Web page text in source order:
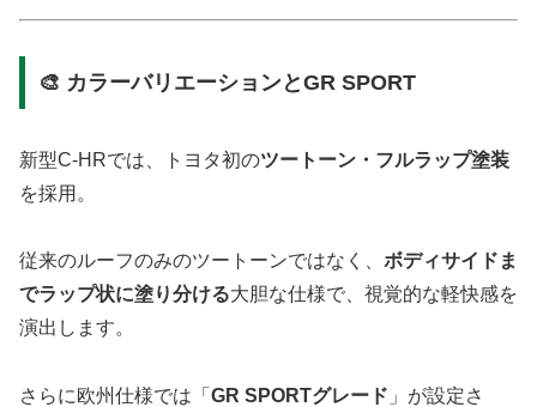
🎨 カラーバリエーションとGR SPORT
新型C-HRでは、トヨタ初のツートーン・フルラップ塗装
を採用。
従来のルーフのみのツートーンではなく、 ボディサイドま
でラップ状に塗り分ける大胆な仕様で、視覚的な軽快感を
演出します。
さらに欧州仕様では「 GR SPORTグレード 」が設定さ